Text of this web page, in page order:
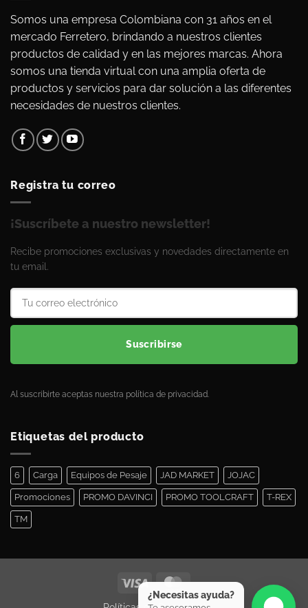
Somos una empresa Colombiana con 31 años en el
mercado Ferretero, brindando a nuestros clientes
productos de calidad y en las mejores marcas. Ahora
somos una tienda virtual con una amplia oferta de
productos y servicios para dar solución a las diferentes
necesidades de nuestros clientes.
Registra tu correo
¡Suscríbete a nuestro newsletter!
Recibe promociones exclusivas y novedades directamente en
tu email.
Suscribirse
Al suscribirte aceptas nuestra política de privacidad.
Etiquetas del producto
6 Carga Equipos de Pesaje JAD MARKET JOJAC
Promociones PROMO DAVINCI PROMO TOOLCRAFT T-REX
TM
¿Necesitas ayuda?